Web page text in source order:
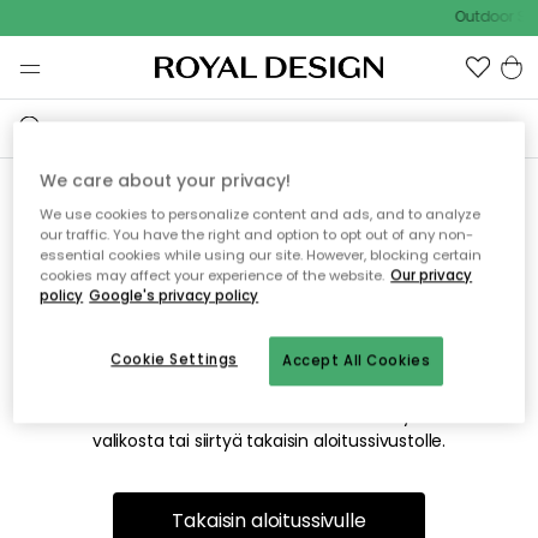
Outdoor
Emme valitettavasti löydä
etsimääsi sivua
Tämä voi johtua siitä, että sivua ei enää ole tai siitä, että se
on siirretty muualle. Pahoittelemme tästä mahdollisesti
valikosta tai siirtyä takaisin aloitussivustolle.
Takaisin aloitussivulle
We care about your privacy!
We use cookies to personalize content and ads, and to analyze
our traffic. You have the right and option to opt out of any non-
essential cookies while using our site. However, blocking certain
cookies may affect your experience of the website. Our privacy
policy Google's privacy policy
Accept All Cookies
Cookie Settings